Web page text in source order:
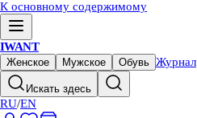
К основному содержимому
IWANT
Женское Мужское Обувь Журнал
Искать здесь
RU/EN